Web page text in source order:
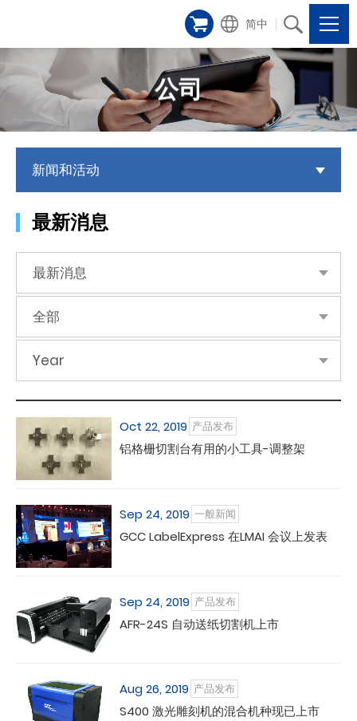
简中
公司
新闻和活动
最新消息
最新消息
全部
Year
Oct 22, 2019 产品发布
铝格栅切割台有用的小工具-调整架
Sep 24, 2019 一般新闻
GCC LabelExpress 在LMAI 会议上发表
Sep 24, 2019 产品发布
AFR-24S 自动送纸切割机上市
Aug 26, 2019 产品发布
S400 激光雕刻机的混合机种现已上市